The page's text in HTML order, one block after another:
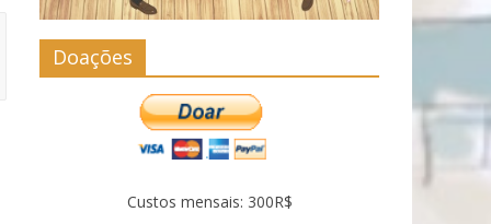
Doações
Custos mensais: 300R$